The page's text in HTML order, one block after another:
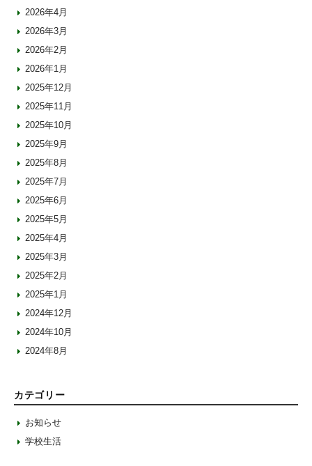
2026年4月
2026年3月
2026年2月
2026年1月
2025年12月
2025年11月
2025年10月
2025年9月
2025年8月
2025年7月
2025年6月
2025年5月
2025年4月
2025年3月
2025年2月
2025年1月
2024年12月
2024年10月
2024年8月
カテゴリー
お知らせ
学校生活